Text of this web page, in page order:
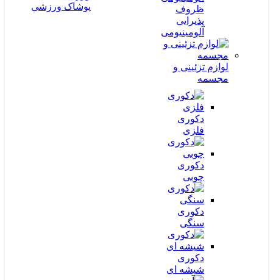
ظروف
پذیرایی
آلومینیومی
لوازم تزئینی و
مجسمه
دکوری
فلزی
دکوری
چوبی
دکوری
سنگی
دکوری
شیشه ای
پوشاک ورزشی